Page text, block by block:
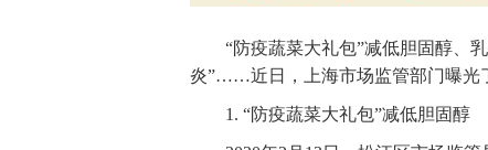
“防疫蔬菜大礼包”减低胆固醇、
炎”……近日，上海市场监管部门曝光
1. “防疫蔬菜大礼包”减低胆固醇